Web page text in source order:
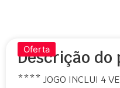
Oferta
Descrição do
**** JOGO INCLUI 4